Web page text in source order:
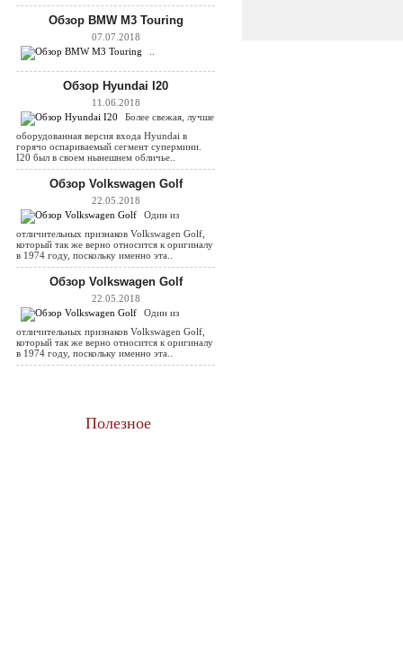
Обзор BMW M3 Touring
07.07.2018
Обзор Hyundai I20
11.06.2018
Более свежая, лучше
оборудованная версия входа Hyundai в
горячо оспариваемый сегмент супермини.
I20 был в своем нынешнем обличье..
Обзор Volkswagen Golf
22.05.2018
Один из
отличительных признаков Volkswagen Golf,
который так же верно относится к оригиналу
в 1974 году, поскольку именно эта..
Обзор Volkswagen Golf
22.05.2018
Один из
отличительных признаков Volkswagen Golf,
который так же верно относится к оригиналу
в 1974 году, поскольку именно эта..
Полезное